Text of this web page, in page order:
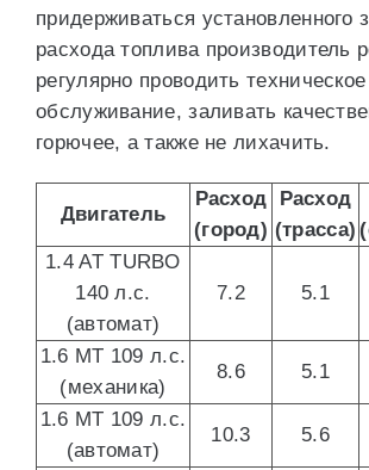
придерживаться установленного
расхода топлива производитель
регулярно проводить техническое
обслуживание, заливать
горючее, а также не лихачить.
Двигатель
Расход
(город)
Расход
(трасса)
1.4 AT TURBO
140 л.с.
(автомат)
7.2 5.1
1.6 MT 109 л.с.
(механика)
8.6 5.1
1.6 MT 109 л.с.
(автомат)
10.3 5.6